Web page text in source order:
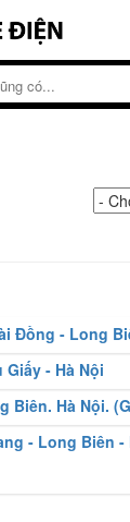
Đồng - Long
Giấy - Hà Nội
Biên. Hà Nội.
- Long Biên -